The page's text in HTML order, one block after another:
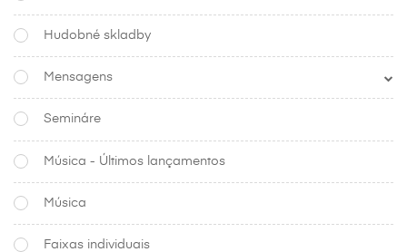
Hudobné skladby
Mensagens
Semináre
Música - Últimos lançamentos
Música
Faixas individuais